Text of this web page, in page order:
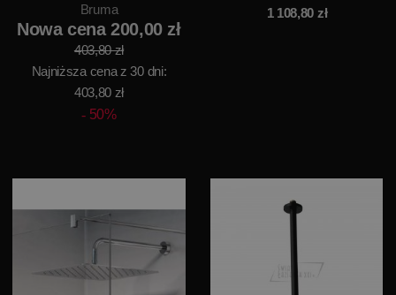
Bruma
Nowa cena 200,00 zł
403,80 zł
Najniższa cena z 30 dni:
403,80 zł
50%
1 108,80 zł